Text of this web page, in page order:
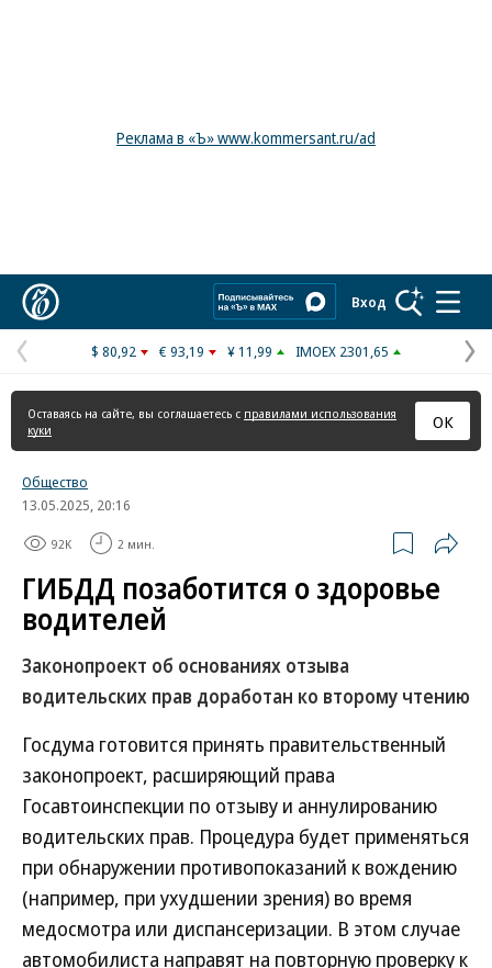
Реклама в «Ъ» www.kommersant.ru/ad
Вход
Предыдущая
страница
$ 80,92 € 93,19 ¥ 11,99 IMOEX 2301,65
Оставаясь на сайте, вы соглашаетесь с правилами использования
куки
ОК
Общество
13.05.2025, 20:16
92K 2 мин.
ГИБДД позаботится о здоровье
водителей
Законопроект об основаниях отзыва
водительских прав доработан ко второму чтению
Госдума готовится принять правительственный
законопроект, расширяющий права
Госавтоинспекции по отзыву и аннулированию
водительских прав. Процедура будет применяться
при обнаружении противопоказаний к вождению
(например, при ухудшении зрения) во время
медосмотра или диспансеризации. В этом случае
автомобилиста направят на повторную проверку к